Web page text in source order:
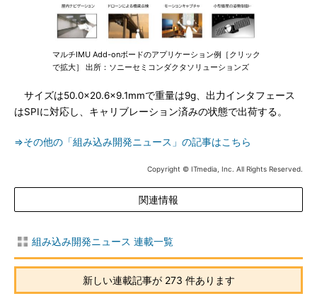
マルチIMU Add-onボードのアプリケーション例［クリック
で拡大］ 出所：ソニーセミコンダクタソリューションズ
サイズは50.0×20.6×9.1mmで重量は9g、出力インタフェース
はSPIに対応し、キャリブレーション済みの状態で出荷する。
⇒その他の「組み込み開発ニュース」の記事はこちら
Copyright © ITmedia, Inc. All Rights Reserved.
関連情報
組み込み開発ニュース 連載一覧
新しい連載記事が 273 件あります